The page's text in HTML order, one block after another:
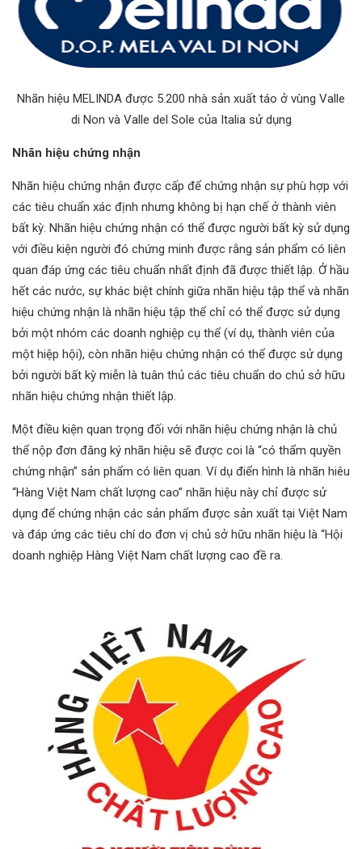
Nhãn hiệu MELINDA được 5.200 nhà sản xuất táo ở vùng Valle
di Non và Valle del Sole của Italia sử dụng
Nhãn hiệu chứng nhận
Nhãn hiệu chứng nhận được cấp để chứng nhận sự phù hợp với
các tiêu chuẩn xác định nhưng không bị hạn chế ở thành viên
bất kỳ. Nhãn hiệu chứng nhận có thể được người bất kỳ sử dụng
với điều kiện người đó chứng minh được rằng sản phẩm có liên
quan đáp ứng các tiêu chuẩn nhất định đã được thiết lập. Ở hầu
hết các nước, sự khác biệt chính giữa nhãn hiệu tập thể và nhãn
hiệu chứng nhận là nhãn hiệu tập thể chỉ có thể được sử dụng
bởi một nhóm các doanh nghiệp cụ thể (ví dụ, thành viên của
một hiệp hội), còn nhãn hiệu chứng nhận có thể được sử dụng
bởi người bất kỳ miễn là tuân thủ các tiêu chuẩn do chủ sở hữu
nhãn hiệu chứng nhận thiết lập.
Một điều kiện quan trọng đối với nhãn hiệu chứng nhận là chủ
thể nộp đơn đăng ký nhãn hiệu sẽ được coi là “có thẩm quyền
chứng nhận” sản phẩm có liên quan. Ví dụ điển hình là nhãn hiêu
“Hàng Việt Nam chất lượng cao” nhãn hiệu này chỉ được sử
dụng để chứng nhận các sản phẩm được sản xuất tại Việt Nam
và đáp ứng các tiêu chí do đơn vị chủ sở hữu nhãn hiệu là “Hội
doanh nghiệp Hàng Việt Nam chất lượng cao đề ra.